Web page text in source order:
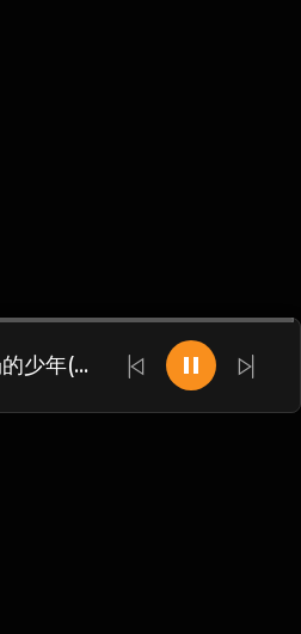
杜天宇 - 退场的少年(Dj赫赫 ProgHouse Rmx 2023)